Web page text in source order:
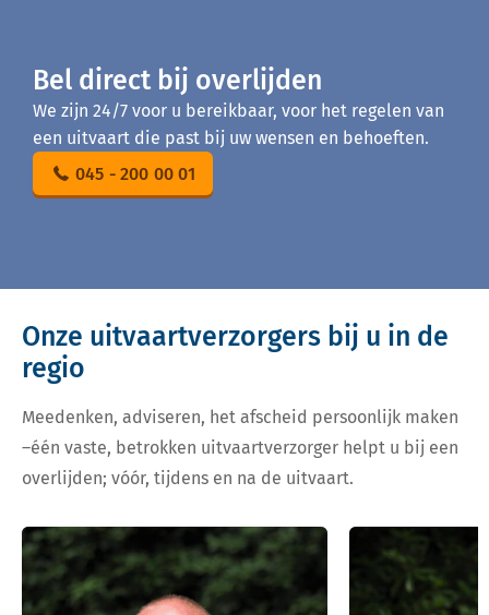
Bel direct bij overlijden
We zijn 24/7 voor u bereikbaar, voor het regelen van
een uitvaart die past bij uw wensen en behoeften.
045 - 200 00 01
Onze uitvaartverzorgers bij u in de
regio
Meedenken, adviseren, het afscheid persoonlijk maken
–één vaste, betrokken uitvaartverzorger helpt u bij een
overlijden; vóór, tijdens en na de uitvaart.